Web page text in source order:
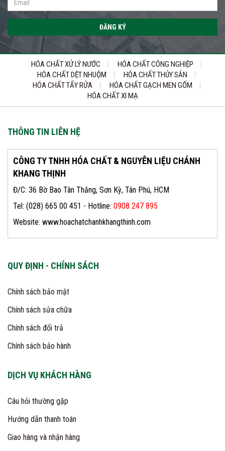
ĐĂNG KÝ
HÓA CHẤT XỬ LÝ NƯỚC
HÓA CHẤT CÔNG NGHIỆP
HÓA CHẤT DỆT NHUỘM
HÓA CHẤT THỦY SẢN
HÓA CHẤT TẨY RỬA
HÓA CHẤT GẠCH MEN GỐM
HÓA CHẤT XI MẠ
THÔNG TIN LIÊN HỆ
CÔNG TY TNHH HÓA CHẤT & NGUYÊN LIỆU CHÁNH
KHANG THỊNH
Đ/C: 36 Bờ Bao Tân Thắng, Sơn Kỳ, Tân Phú, HCM
Tel: (028) 665 00 451 - Hotline: 0908 247 895
Website: www.hoachatchanhkhangthinh.com
QUY ĐỊNH - CHÍNH SÁCH
Chính sách bảo mật
Chính sách sửa chữa
Chính sách đổi trả
Chính sách bảo hành
DỊCH VỤ KHÁCH HÀNG
Câu hỏi thường gặp
Hướng dẫn thanh toán
Giao hàng và nhận hàng